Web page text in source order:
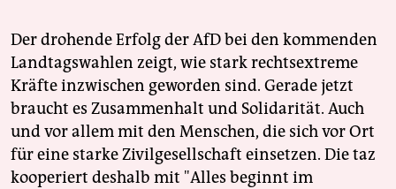
Der drohende Erfolg der AfD bei den kommenden
Landtagswahlen zeigt, wie stark rechtsextreme
Kräfte inzwischen geworden sind. Gerade jetzt
braucht es Zusammenhalt und Solidarität. Auch
und vor allem mit den Menschen, die sich vor Ort
für eine starke Zivilgesellschaft einsetzen. Die taz
kooperiert deshalb mit "Alles beginnt im